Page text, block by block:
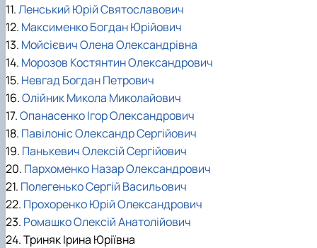
11.Ленський Юрій Святославович
12. Максименко Богдан Юрійович
13. Мойсієвич Олена Олександрівна
14. Морозов Костянтин Олександрович
15. Невгад Богдан Петрович
16.Олійник Микола Миколайович
17.Опанасенко Ігор Олександрович
18. Павілоніс Олександр Сергійович
19. Панькевич Олексій Сергійович
20. Пархоменко Назар Олександрович
21. Полегенько Сергій Васильович
22. Прохоренко Юрій Олександрович
23. Ромашко Олексій Анатолійович
24. Триняк Ірина Юріївна